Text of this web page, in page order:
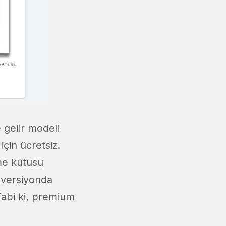
gelir modeli
ücretsiz.
kutusu
ki, premium